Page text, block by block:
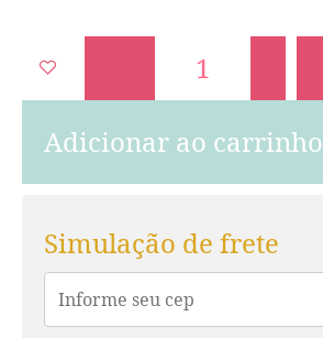
Adicionar ao carrinho
Simulação de frete